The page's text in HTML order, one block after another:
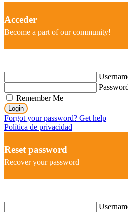
Acceder
Become a part of our community!
Remember Me
Login
Forgot your password? Get help
Política de privacidad
Reset password
Recover your password